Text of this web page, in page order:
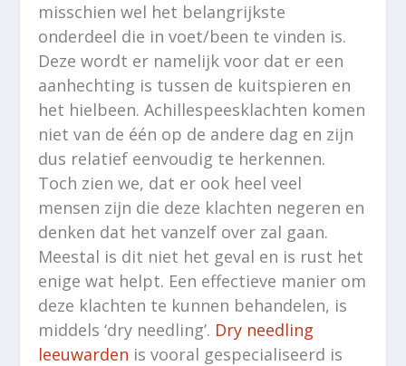
misschien wel het belangrijkste
onderdeel die in voet/been te vinden is.
Deze wordt er namelijk voor dat er een
aanhechting is tussen de kuitspieren en
het hielbeen. Achillespeesklachten komen
niet van de één op de andere dag en zijn
dus relatief eenvoudig te herkennen.
Toch zien we, dat er ook heel veel
mensen zijn die deze klachten negeren en
denken dat het vanzelf over zal gaan.
Meestal is dit niet het geval en is rust het
enige wat helpt. Een effectieve manier om
deze klachten te kunnen behandelen, is
middels ‘dry needling’. Dry needling
leeuwarden is vooral gespecialiseerd is